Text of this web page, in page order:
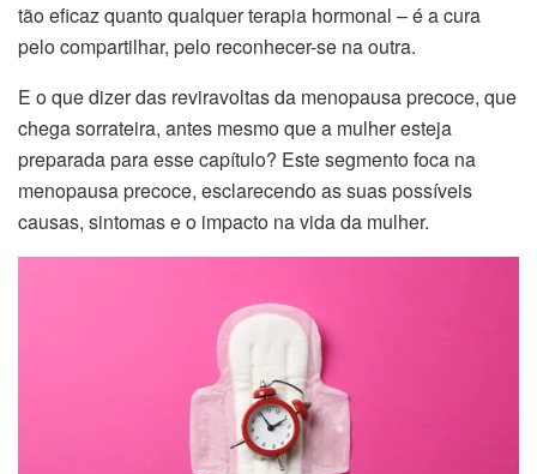
tão eficaz quanto qualquer terapia hormonal – é a cura
pelo compartilhar, pelo reconhecer-se na outra.
E o que dizer das reviravoltas da menopausa precoce, que
chega sorrateira, antes mesmo que a mulher esteja
preparada para esse capítulo? Este segmento foca na
menopausa precoce, esclarecendo as suas possíveis
causas, sintomas e o impacto na vida da mulher.